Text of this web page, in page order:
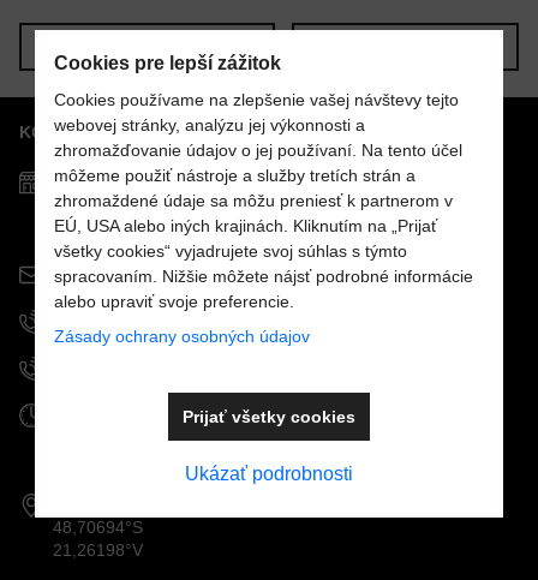
Nový komentár
VÁŠ E-MAIL
VAŠA OTÁZKA K PRODUKTU
Odoslať
KONTAKTY
Predajňa MOSTPOOLS
Južná trieda 48
040 01 Košice
info@mostpools.sk
Otváracie hodiny
9.00 - 16.30
48,70694°S
21,26198°V
Cookies pre lepší zážitok
Cookies používame na zlepšenie vašej návštevy tejto
webovej stránky, analýzu jej výkonnosti a
zhromažďovanie údajov o jej používaní. Na tento účel
môžeme použiť nástroje a služby tretích strán a
zhromaždené údaje sa môžu preniesť k partnerom v
EÚ, USA alebo iných krajinách. Kliknutím na „Prijať
všetky cookies“ vyjadrujete svoj súhlas s týmto
spracovaním. Nižšie môžete nájsť podrobné informácie
alebo upraviť svoje preferencie.
Zásady ochrany osobných údajov
Ukázať podrobnosti
Prijať všetky cookies